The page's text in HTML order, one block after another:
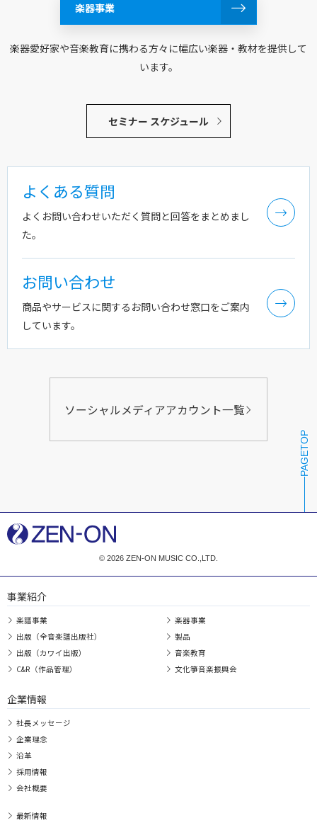
楽器事業
楽器愛好家や音楽教育に携わる方々に幅広い楽器・教材を提供して
います。
セミナー スケジュール
よくある質問
よくお問い合わせいただく質問と回答をまとめまし
た。
お問い合わせ
商品やサービスに関するお問い合わせ窓口をご案内
しています。
ソーシャルメディアアカウント一覧
PAGETOP
© 2026 ZEN-ON MUSIC CO.,LTD.
事業紹介
楽譜事業
出版（全音楽譜出版社）
出版（カワイ出版）
C&R（作品管理）
楽器事業
製品
音楽教育
文化箏音楽振興会
企業情報
社長メッセージ
企業理念
沿革
採用情報
会社概要
最新情報